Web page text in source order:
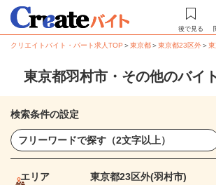
後で見る
クリエイトバイト・パート求人TOP ＞東京都＞東京都23区外＞
東京都羽村市・その他のバイ
検索条件の設定
エリア 東京都23区外(羽村市)